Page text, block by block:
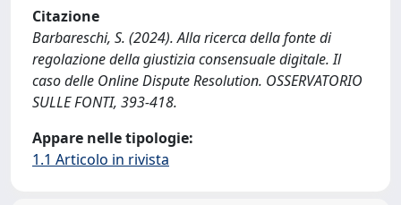
Citazione
Barbareschi, S. (2024). Alla ricerca della fonte di
regolazione della giustizia consensuale digitale. Il
caso delle Online Dispute Resolution. OSSERVATORIO
SULLE FONTI, 393-418.
Appare nelle tipologie:
1.1 Articolo in rivista